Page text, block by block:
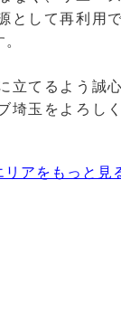
として再利用
立てるよう誠
埼玉をよろし
リアをもっと見